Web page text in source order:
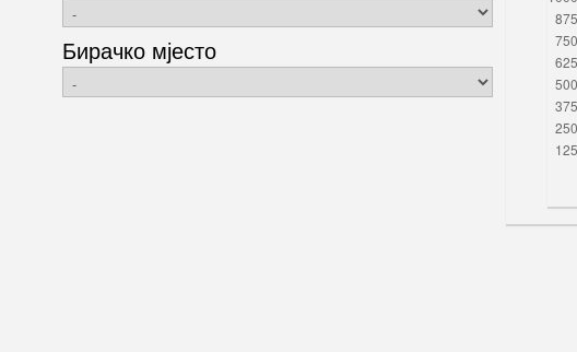
Бирачко мјесто